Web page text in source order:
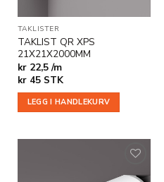
TAKLISTER
TAKLIST QR XPS
21X21X2000MM
kr 22,5 /m
kr45 STK
LEGG I HANDLEKURV